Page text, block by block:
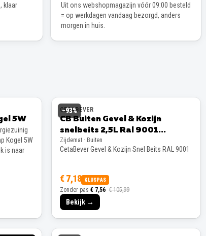
klaar
Uit ons webshopmagazijn vóór 09:00 besteld
= op werkdagen vandaag bezorgd, anders
morgen in huis.
5W
Kogel 5W
is naar
−93%
CETABEVER
CB Buiten Gevel & Kozijn
snelbeits 2,5L Ral 9001
Zijdemat
Zijdemat · Buiten
CetaBever Gevel & Kozijn Snel Beits RAL 9001
€ 7,18 KLUSPAS
Zonder pas € 7,56 € 105,99
Bekijk →